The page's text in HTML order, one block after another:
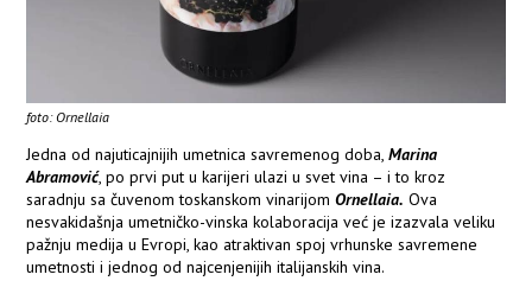
foto: Ornellaia
Jedna od najuticajnijih umetnica savremenog doba,Marina
Abramović, po prvi put u karijeri ulazi u svet vina – i to kroz
saradnju sa čuvenom toskanskom vinarijomOrnellaia. Ova
nesvakidašnja umetničko-vinska kolaboracija već je izazvala veliku
pažnju medija u Evropi, kao atraktivan spoj vrhunske savremene
umetnosti i jednog od najcenjenijih italijanskih vina.